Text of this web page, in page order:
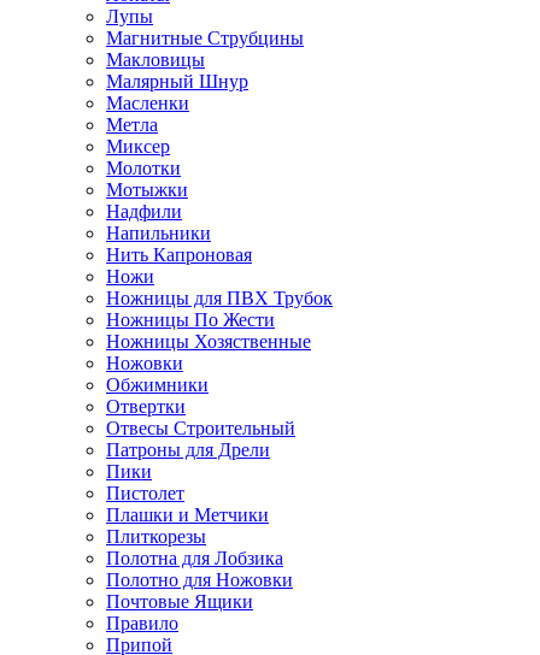
Лупы
Магнитные Струбцины
Макловицы
Малярный Шнур
Масленки
Метла
Миксер
Молотки
Мотыжки
Надфили
Напильники
Нить Капроновая
Ножи
Ножницы для ПВХ Трубок
Ножницы По Жести
Ножницы Хозяственные
Ножовки
Обжимники
Отвертки
Отвесы Строительный
Патроны для Дрели
Пики
Пистолет
Плашки и Метчики
Плиткорезы
Полотна для Лобзика
Полотно для Ножовки
Почтовые Ящики
Правило
Припой